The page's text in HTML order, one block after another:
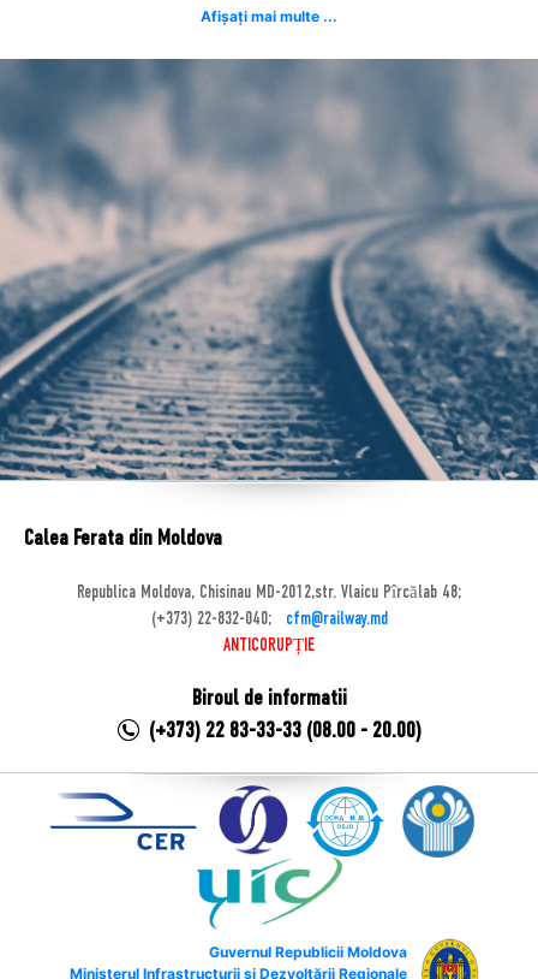
Afișați mai multe ...
Calea Ferata din Moldova
Republica Moldova, Chisinau MD-2012,str. Vlaicu Pîrcălab 48;
(+373) 22-832-040;
cfm@railway.md
ANTICORUPȚIE
Biroul de informatii
(+373) 22 83-33-33 (08.00 - 20.00)
Guvernul Republicii Moldova
Ministerul Infrastructurii și Dezvoltării Regionale